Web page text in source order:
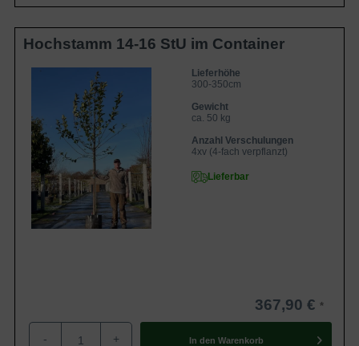
Hochstamm 14-16 StU im Container
Lieferhöhe
300-350cm
Gewicht
ca. 50 kg
Anzahl Verschulungen
4xv (4-fach verpflanzt)
Lieferbar
367,90 €
- + In den Warenkorb